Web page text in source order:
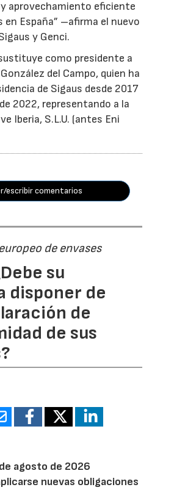
aprovechamiento eficiente
en España” –afirma el nuevo
y Genci.
como presidente a
del Campo, quien ha
de Sigaus desde 2017
2022, representando a la
Iberia, S.L.U. (antes Eni
escribir comentarios
de envases
su
disponer de
de
de sus
agosto de 2026
nuevas obligaciones